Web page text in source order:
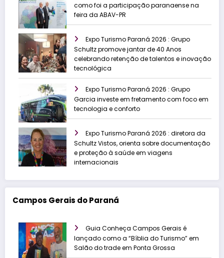
como foi a participação paranaense na
feira da ABAV-PR
Expo Turismo Paraná 2026 : Grupo
Schultz promove jantar de 40 Anos
celebrando retenção de talentos e inovação
tecnológica
Expo Turismo Paraná 2026 : Grupo
Garcia investe em fretamento com foco em
tecnologia e conforto
Expo Turismo Paraná 2026 : diretora da
Schultz Vistos, orienta sobre documentação
e proteção à saúde em viagens
internacionais
Campos Gerais do Paraná
Guia Conheça Campos Gerais é
lançado como a “Bíblia do Turismo” em
Salão do trade em Ponta Grossa